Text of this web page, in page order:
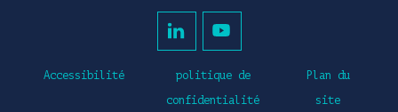
Accessibilité
politique de
confidentialité
Plan du
site